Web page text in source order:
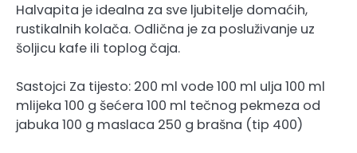
Halvapita je idealna za sve ljubitelje domaćih,
rustikalnih kolača. Odlična je za posluživanje uz
šoljicu kafe ili toplog čaja.
Sastojci Za tijesto: 200 ml vode 100 ml ulja 100 ml
mlijeka 100 g šećera 100 ml tečnog pekmeza od
jabuka 100 g maslaca 250 g brašna (tip 400)